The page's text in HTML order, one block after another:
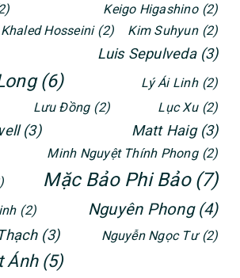
Keigo Higashino (2)
Khaled Hosseini (2) Kim Suhyun (2)
Luis Sepulveda (3)
(6) Lý Ái Linh (2)
Lưu Đồng (2) Lục Xu (2)
(3) Matt Haig (3)
Minh Nguyệt Thính Phong (2)
Mặc Bảo Phi Bảo (7)
(2) Nguyên Phong (4)
(3) Nguyễn Ngọc Tư (2)
Ánh (5)